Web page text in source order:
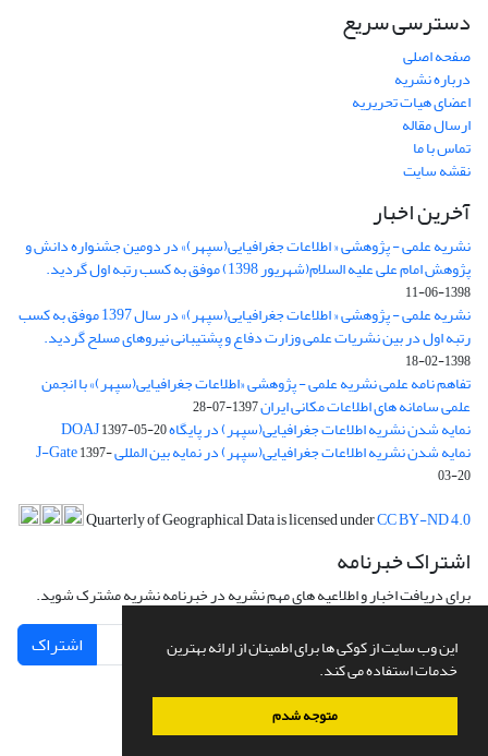
این وب سایت از کوکی ها برای اطمینان از ارائه بهترین
خدمات استفاده می کند.
متوجه شدم
دسترسی سریع
صفحه اصلی
درباره نشریه
اعضای هیات تحریریه
ارسال مقاله
تماس با ما
نقشه سایت
آخرین اخبار
نشریه علمی - پژوهشی « اطلاعات جغرافیایی(سپهر)» در دومین جشنواره دانش و
پژوهش امام علی علیه السلام(شهریور 1398) موفق به کسب رتبه اول گردید.
1398-06-11
نشریه علمی - پژوهشی « اطلاعات جغرافیایی(سپهر)» در سال 1397 موفق به کسب
رتبه اول در بین نشریات علمی وزارت دفاع و پشتیبانی نیروهای مسلح گردید.
1398-02-18
تفاهم نامه علمی نشریه علمی - پژوهشی «اطلاعات جغرافیایی(سپهر)» با انجمن
علمی سامانه های اطلاعات مکانی ایران1397-07-28
نمایه شدن نشریه اطلاعات جغرافیایی(سپهر) در پایگاه DOAJ1397-05-20
نمایه شدن نشریه اطلاعات جغرافیایی(سپهر) در نمایه بین المللی J-Gate1397-
03-20
Quarterly of Geographical Data is licensed underCC BY-ND 4.0
اشتراک خبرنامه
برای دریافت اخبار و اطلاعیه های مهم نشریه در خبرنامه نشریه مشترک شوید.
اشتراک
سامانه مدیریت نشریات علمی.طراحی و پیاده سازی ازسیناوب